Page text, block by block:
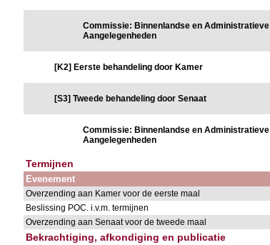
Commissie: Binnenlandse en Administratieve
Aangelegenheden
[K2] Eerste behandeling door Kamer
[S3] Tweede behandeling door Senaat
Commissie: Binnenlandse en Administratieve
Aangelegenheden
Termijnen
Evenement
Overzending aan Kamer voor de eerste maal
Beslissing POC. i.v.m. termijnen
Overzending aan Senaat voor de tweede maal
Bekrachtiging, afkondiging en publicatie